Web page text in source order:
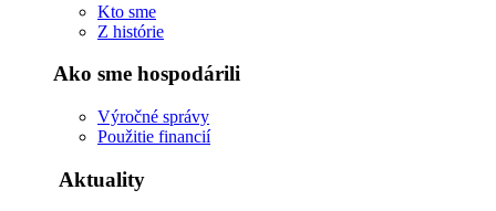
Kto sme
Z histórie
Ako sme hospodárili
Výročné správy
Použitie financií
Aktuality